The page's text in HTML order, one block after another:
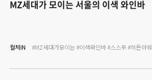
MZ세대가 모이는 서울의 이색 와인바
컬처IN #MZ세대가모이는#이색와인바#스스무#히든아워